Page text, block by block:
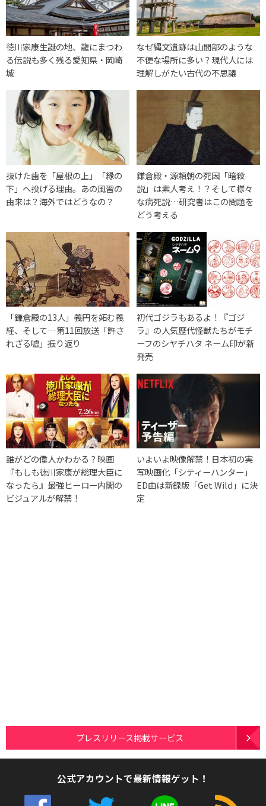
徳川家康生誕の地、龍にまつわ
る伝説も多く残る愛知県・岡崎
城
なぜ縄文遺跡は山間部のような
不便な場所に多い？現代人には
理解しがたい古代の不思議
抜けた歯を「屋根の上」「縁の
下」へ投げる理由。あの風習の
由来は？海外ではどうなの？
鎌倉殿・源頼朝の死因「暗殺
説」は素人考え！？そして様々
な病死説…研究者はこの問題を
どう考える
「鎌倉殿の13人」義円を妬む義
経、そして…第11回放送「許さ
れざる嘘」振り返り
初代ゴジラもあるよ！『ゴジ
ラ』の人気歴代怪獣たちがモチ
ーフのシヤチハタ ネーム印が新
発売
誰がどの偉人かわかる？映画
『もしも徳川家康が総理大臣に
なったら』最強ヒーロー内閣の
ビジュアルが解禁！
いよいよ映像解禁！日本初の実
写映画化「シティーハンター」
ED曲は新録版「Get Wild」に決
定
プレスリリース掲載サービス
公式アカウントで最新情報ゲット！